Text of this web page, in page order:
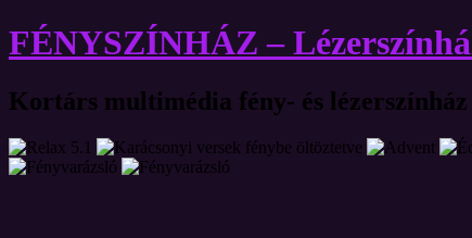
FÉNYSZÍNHÁZ –
Kortárs multimédia fény- és lézerszínház